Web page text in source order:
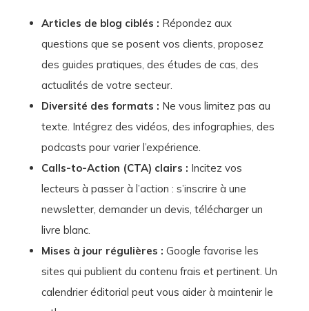
Articles de blog ciblés : Répondez aux
questions que se posent vos clients, proposez
des guides pratiques, des études de cas, des
actualités de votre secteur.
Diversité des formats : Ne vous limitez pas au
texte. Intégrez des vidéos, des infographies, des
podcasts pour varier l’expérience.
Calls-to-Action (CTA) clairs : Incitez vos
lecteurs à passer à l’action : s’inscrire à une
newsletter, demander un devis, télécharger un
livre blanc.
Mises à jour régulières : Google favorise les
sites qui publient du contenu frais et pertinent. Un
calendrier éditorial peut vous aider à maintenir le